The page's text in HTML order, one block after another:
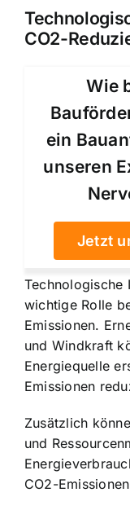
CO2-
Wie
ein
unseren
Jetzt
Technologische
wichtige Rolle
Emissionen.
und Windkraft
Energiequelle
Emissionen
Zusätzlich
und
CO2-